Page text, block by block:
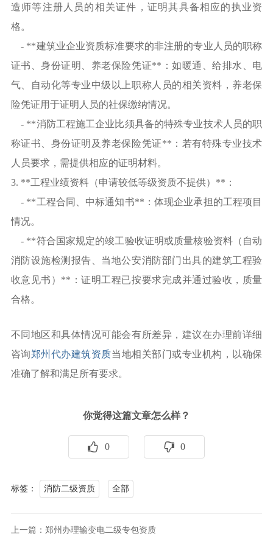
造师等注册人员的相关证件，证明其具备相应的执业资
格。
- **建筑业企业资质标准要求的非注册的专业人员的职称
证书、身份证明、养老保险凭证**：如暖通、给排水、电
气、自动化等专业中级以上职称人员的相关资料，养老保
险凭证用于证明人员的社保缴纳情况。
- **消防工程施工企业比须具备的特殊专业技术人员的职
称证书、身份证明及养老保险凭证**：若有特殊专业技术
人员要求，需提供相应的证明材料。
3. **工程业绩资料（申请较低等级资质不提供）**：
- **工程合同、中标通知书**：体现企业承担的工程项目
情况。
- **符合国家规定的竣工验收证明或质量核验资料（自动
消防设施检测报告、当地公安消防部门出具的建筑工程验
收意见书）**：证明工程已按要求完成并通过验收，质量
合格。
不同地区和具体情况可能会有所差异，建议在办理前详细
咨询郑州代办建筑资质当地相关部门或专业机构，以确保
准确了解和满足所有要求。
你觉得这篇文章怎么样？
0 0
标签： 消防二级资质 全部
上一篇：郑州办理输变电二级专包资质